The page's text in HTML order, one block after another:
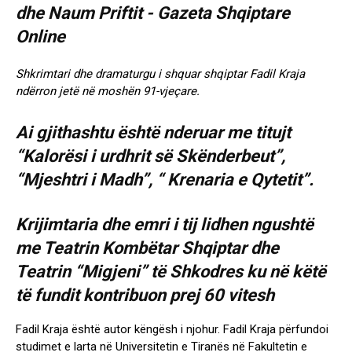
Shkrimtari dhe dramaturgu i shquar shqiptar Fadil Kraja
ndërron jetë në moshën 91-vjeçare.
Ai gjithashtu është nderuar me titujt
“Kalorësi i urdhrit së Skënderbeut”,
“Mjeshtri i Madh”, “ Krenaria e Qytetit”.
Krijimtaria dhe emri i tij lidhen ngushtë
me Teatrin Kombëtar Shqiptar dhe
Teatrin “Migjeni” të Shkodres ku në këtë
të fundit kontribuon prej 60 vitesh
Fadil Kraja është autor këngësh i njohur. Fadil Kraja përfundoi
studimet e larta në Universitetin e Tiranës në Fakultetin e